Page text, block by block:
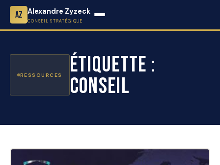
AZ Alexandre Zyzeck
CONSEIL STRATÉGIQUE
RESSOURCES
Étiquette :
Conseil